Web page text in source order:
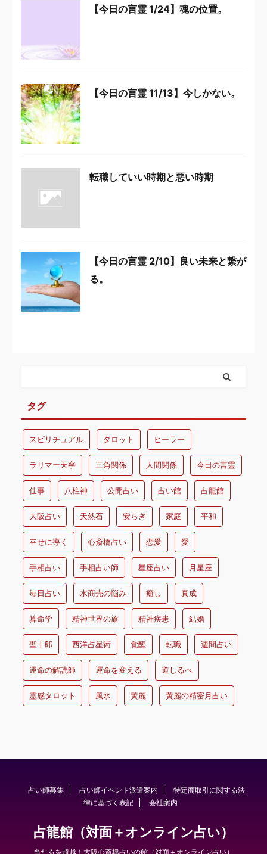
【今日の言霊 1/24】魂の位置。
【今日の言霊 11/13】今しかない。
転職していい時期と悪い時期
【今日の言霊 2/10】良い未来と繋が
る。
タグ
スピリチュアル タロット ヒーラー
ラリマー天寧 三角関係 人間関係 今日の言霊
仕事 八柱神 公開占い 占い館 占龍館
大阪占い 天然石 安らぎ 家庭 平和
幸せに導く 心斎橋占い 恋愛 愛
手相占い 手相占い師 星座占い 月星座
毎日占い 水商売の悩み 癒し 真成
算命学 精神世界の旅 精神疾患 結婚
聖十郎 西洋占星術 覚醒 転職 週間占い
運命の解読師 運命を変える 道しるべ
霊感タロット 風水 黄麗 黄麗の精密月占い
占い師募集 占い師イベント派遣案内
特定商取引に関する法
律に基づく表記
会社案内
占龍館（対面＋オンライン占い）
当たるを超越！大阪心斎橋占いの館（対面＋オンライン占い）